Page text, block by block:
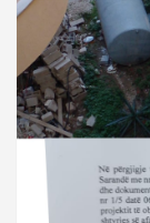
g
t
i